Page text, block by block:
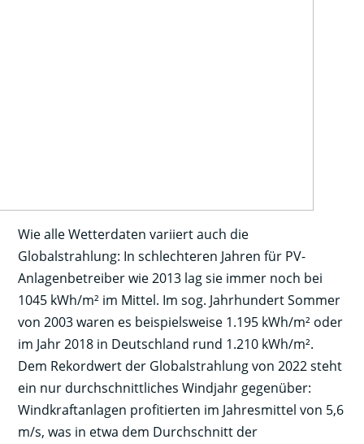
Wie alle Wetterdaten variiert auch die
Globalstrahlung: In schlechteren Jahren für PV-
Anlagenbetreiber wie 2013 lag sie immer noch bei
1045 kWh/m² im Mittel. Im sog. Jahrhundert Sommer
von 2003 waren es beispielsweise 1.195 kWh/m² oder
im Jahr 2018 in Deutschland rund 1.210 kWh/m².
Dem Rekordwert der Globalstrahlung von 2022 steht
ein nur durchschnittliches Windjahr gegenüber:
Windkraftanlagen profitierten im Jahresmittel von 5,6
m/s, was in etwa dem Durchschnitt der